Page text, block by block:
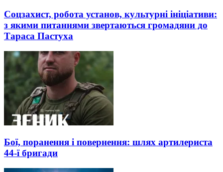
Соцзахист, робота установ, культурні ініціативи:
з якими питаннями звертаються громадяни до
Тараса Пастуха
Бої, поранення і повернення: шлях артилериста
44-ї бригади